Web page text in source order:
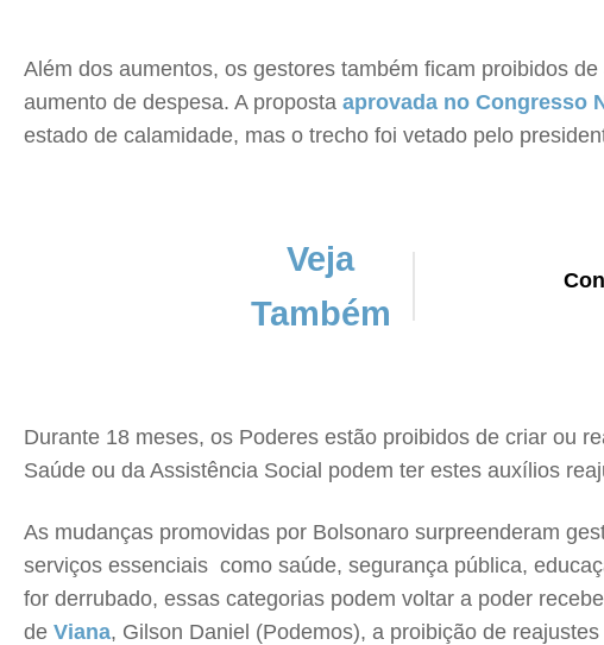
Além dos aumentos, os gestores também ficam proibidos
aumento de despesa. A proposta aprovada no Congresso
estado de calamidade, mas o trecho foi vetado pelo
Veja
Também
Durante 18 meses, os Poderes estão proibidos de criar ou
Saúde ou da Assistência Social podem ter estes auxílios
As mudanças promovidas por Bolsonaro surpreenderam
serviços essenciais  como saúde, segurança pública,
for derrubado, essas categorias podem voltar a poder
de Viana, Gilson Daniel (Podemos), a proibição de